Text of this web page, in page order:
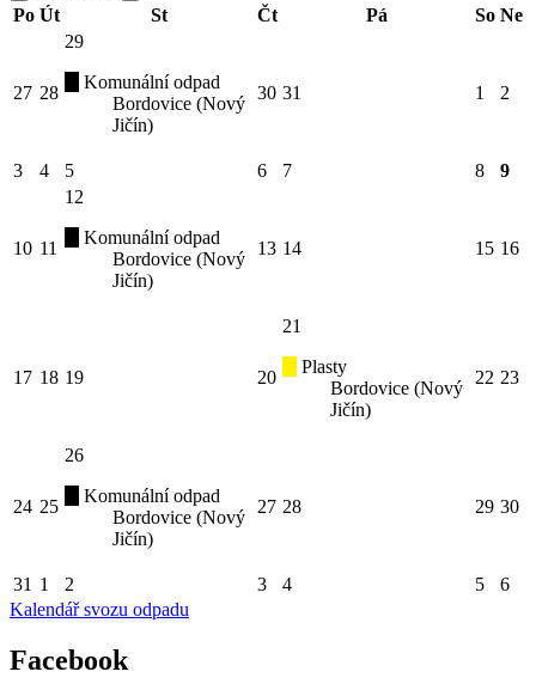
Po Út St Čt Pá So Ne
27 28
29
Komunální odpad
Bordovice (Nový
Jičín)
30 31 1 2
3 4 5 6 7 8 9
10 11
12
Komunální odpad
Bordovice (Nový
Jičín)
13 14 15 16
17 18 19 20
21
Plasty
Bordovice (Nový
Jičín)
22 23
24 25
26
Komunální odpad
Bordovice (Nový
Jičín)
27 28 29 30
31 1 2 3 4 5
6
Kalendář svozu odpadu
Facebook